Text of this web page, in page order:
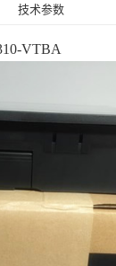
技术参数
VTBA